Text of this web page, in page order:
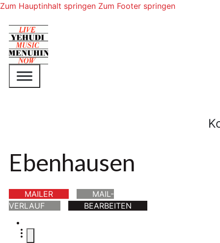
Zum Hauptinhalt springen Zum Footer springen
Ebenhausen
MAILER
MAIL-
VERLAUF
BEARBEITEN